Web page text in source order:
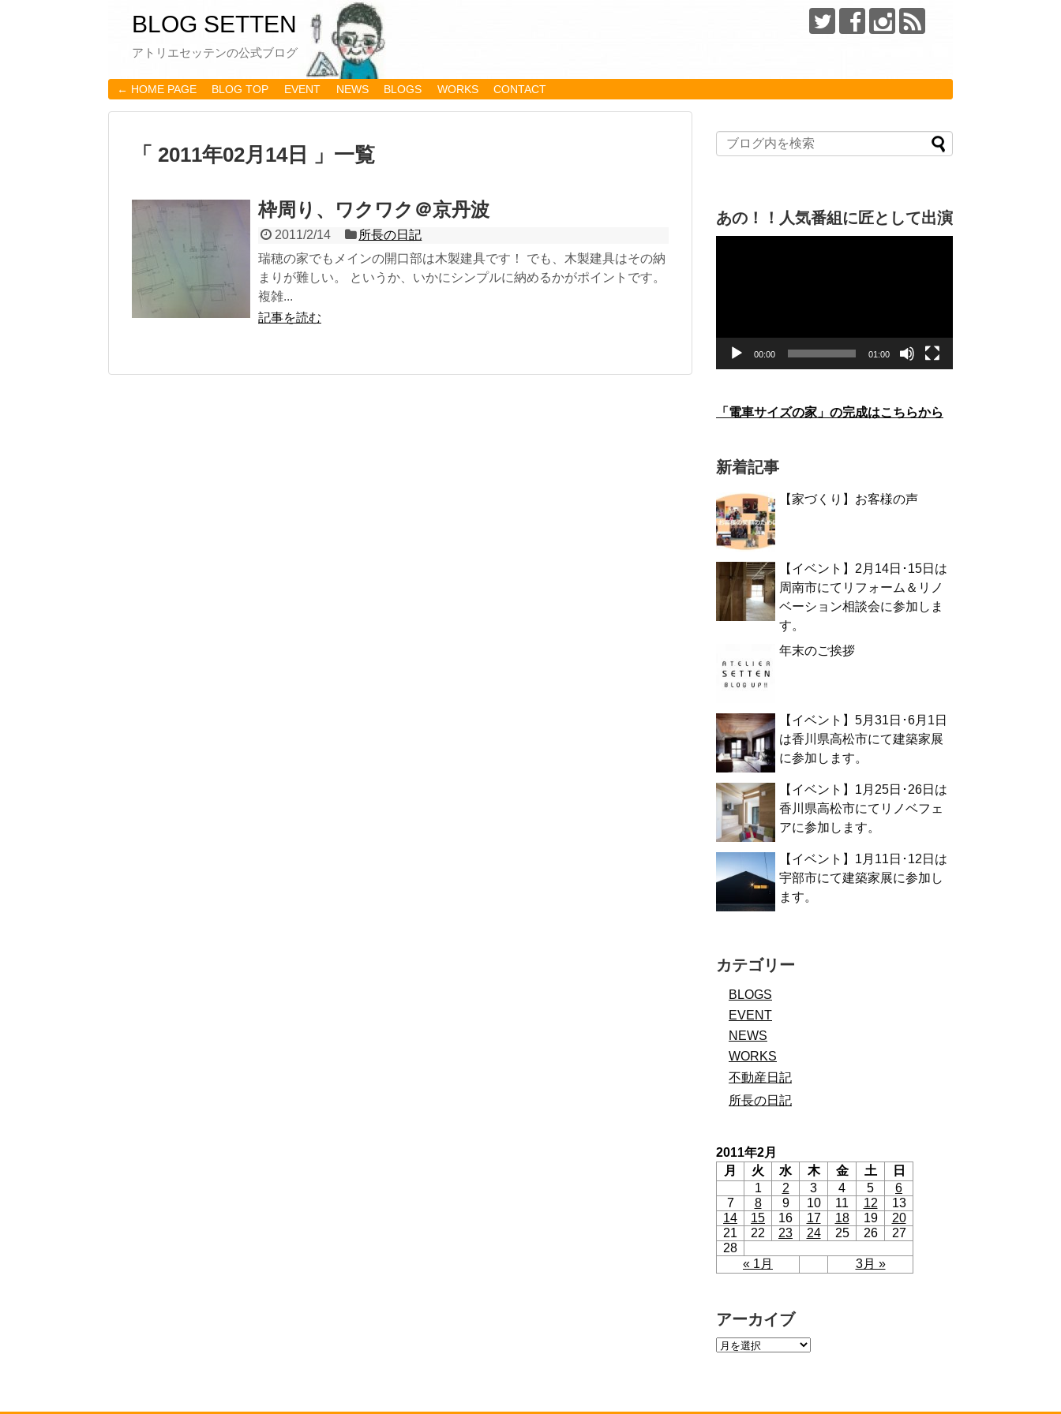
BLOG SETTEN
アトリエセッテンの公式ブログ
← HOME PAGE BLOG TOP EVENT NEWS BLOGS WORKS CONTACT
「 2011年02月14日 」一覧
枠周り、ワクワク＠京丹波
2011/2/14
所長の日記
瑞穂の家でもメインの開口部は木製建具です！ でも、木製建具はその納
まりが難しい。 というか、いかにシンプルに納めるかがポイントです。
複雑...
記事を読む
あの！！人気番組に匠として出演
ー
00:00 01:00
「電車サイズの家」の完成はこちらから
新着記事
【家づくり】お客様の声
【イベント】2月14日･15日は
周南市にてリフォーム＆リノ
ベーション相談会に参加しま
す。
年末のご挨拶
【イベント】5月31日･6月1日
は香川県高松市にて建築家展
に参加します。
【イベント】1月25日･26日は
香川県高松市にてリノベフェ
アに参加します。
【イベント】1月11日･12日は
宇部市にて建築家展に参加し
ます。
カテゴリー
BLOGS
EVENT
NEWS
WORKS
不動産日記
所長の日記
2011年2月
月
火 水 木 金 土 日
« 1月 3月 »
1 2 3 4 5
6
7
8 9 10 11 12
13
14
15 16 17 18 19
20
21
22 23 24 25 26
27
28
アーカイブ